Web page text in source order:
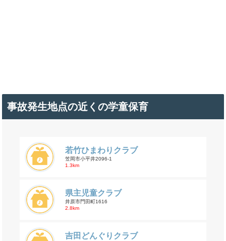
事故発生地点の近くの学童保育
若竹ひまわりクラブ
笠岡市小平井2096-1
1.3km
県主児童クラブ
井原市門田町1616
2.8km
吉田どんぐりクラブ